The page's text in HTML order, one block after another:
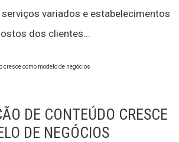
variados e estabelecimentos
dos clientes...
DE CONTEÚDO CRESCE
DE NEGÓCIOS